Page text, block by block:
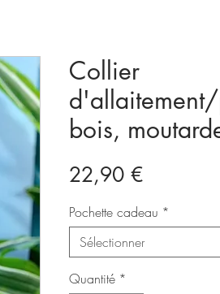
Collier
bois,
22,90 €Prix
Pochette cadeau *
Sélectionner
Quantité *